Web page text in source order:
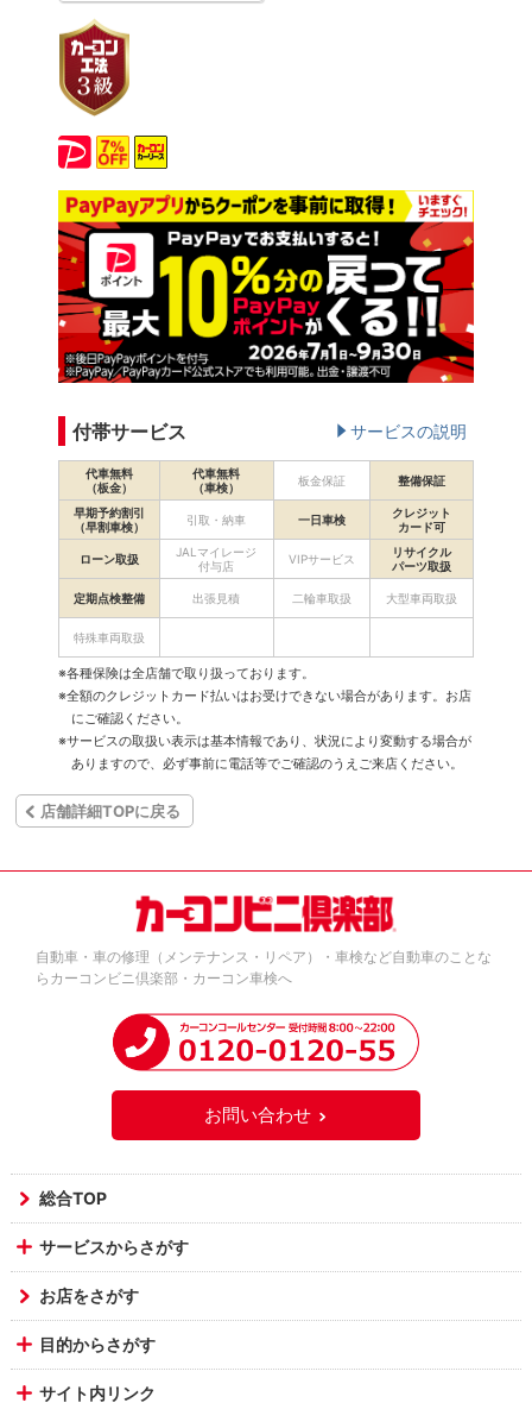
付帯サービス サービスの説明
代車無料
（板金）
代車無料
（車検）
板金保証 整備保証
早期予約割引
（早割車検）
引取・納車 一日車検
クレジット
カード可
ローン取扱
JALマイレージ
付与店
VIPサービス
リサイクル
パーツ取扱
定期点検整備 出張見積 二輪車取扱 大型車両取扱
特殊車両取扱
※各種保険は全店舗で取り扱っております。
※全額のクレジットカード払いはお受けできない場合があります。お店
にご確認ください。
※サービスの取扱い表示は基本情報であり、状況により変動する場合が
ありますので、必ず事前に電話等でご確認のうえご来店ください。
店舗詳細TOPに戻る
自動車・車の修理（メンテナンス・リペア）・車検など自動車のことな
らカーコンビニ倶楽部・カーコン車検へ
お問い合わせ
総合TOP
サービスからさがす
お店をさがす
目的からさがす
サイト内リンク